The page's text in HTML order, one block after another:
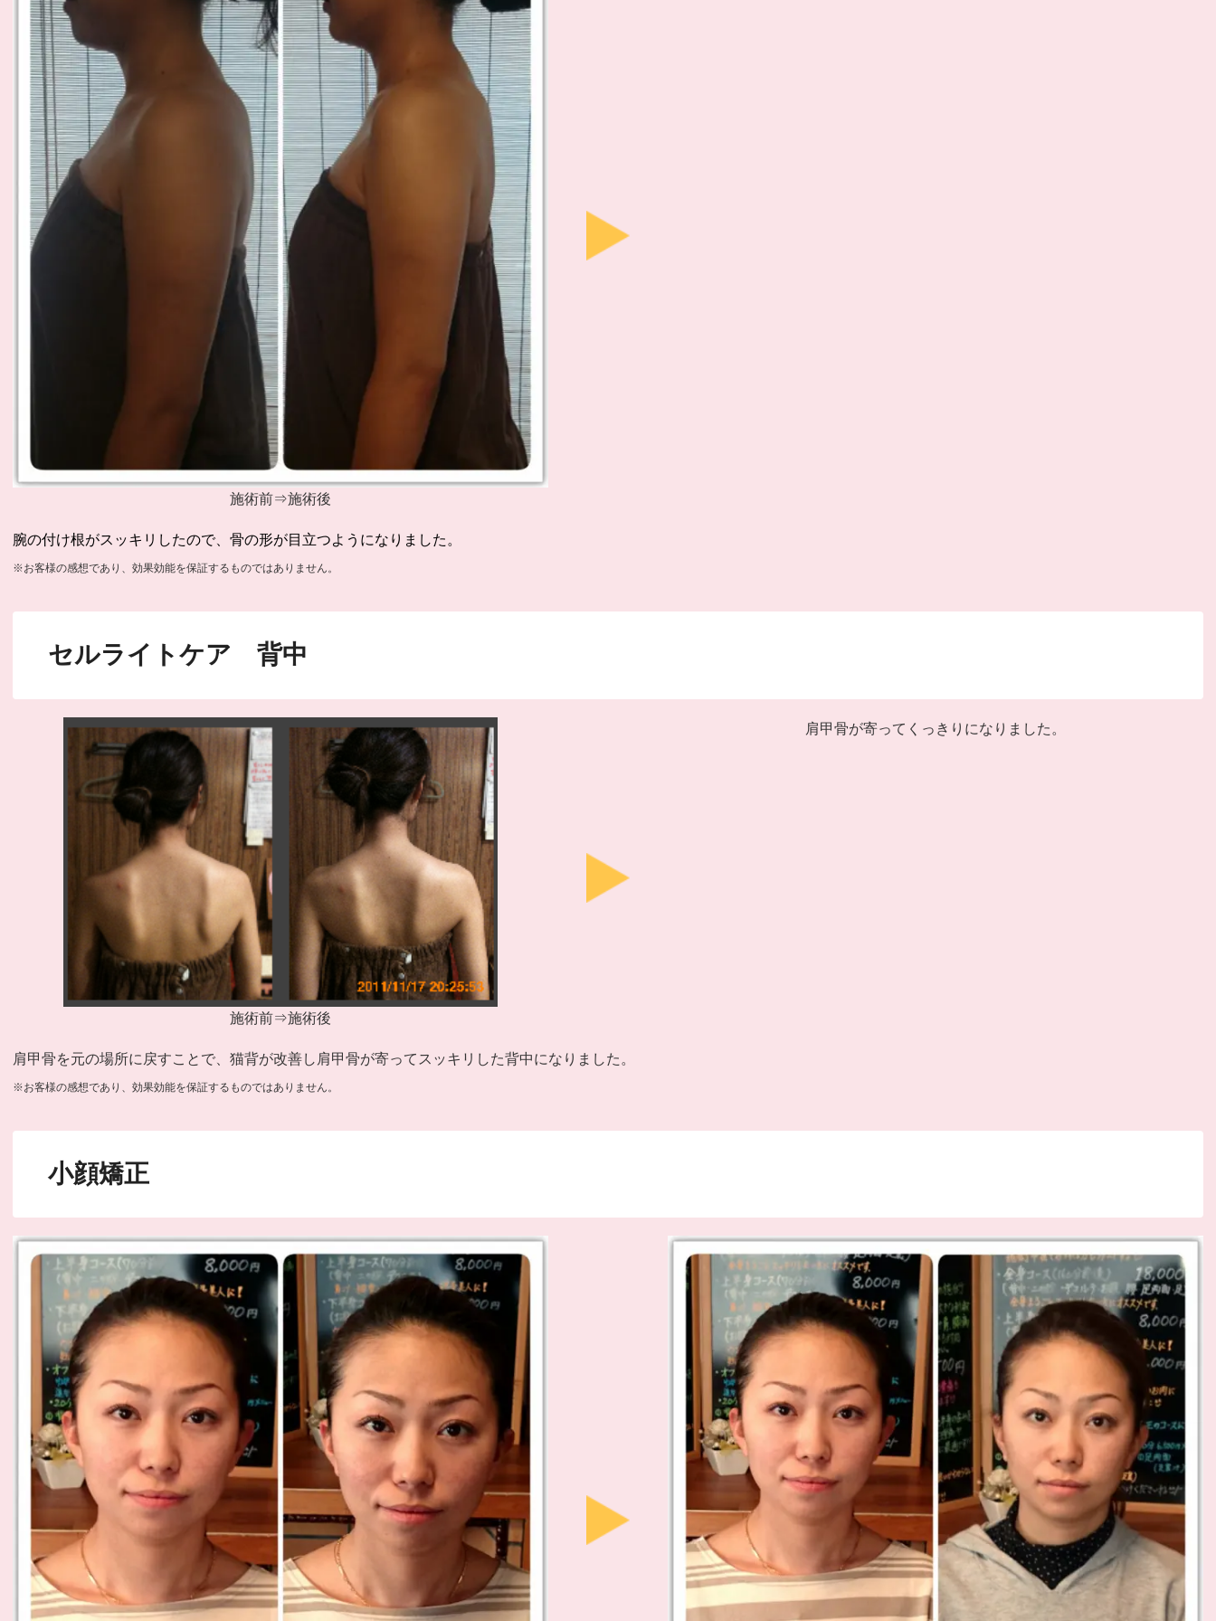
施術前⇒施術後
腕の付け根がスッキリしたので、骨の形が目立つようになりました 。
※お客様の感想であり、効果効能を保証するものではありません。
セルライトケア 背中
施術前⇒施術後
肩甲骨が寄ってくっきりになりました。
肩甲骨を元の場所に戻すことで、猫背が改善し肩甲骨が寄ってスッキリした背中になりました。
※お客様の感想であり、効果効能を保証するものではありません。
小顔矯正